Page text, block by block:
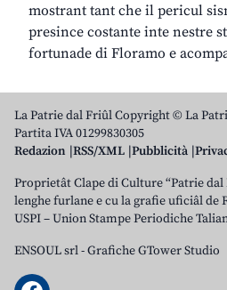
mostrant tant che il pericul
presince costante inte nestre
fortunade di Floramo e
La Patrie dal Friûl Copyright © La
Partita IVA 01299830305
Redazion RSS/XML Pubblicità
Proprietât Clape di Culture “Patrie
lenghe furlane e cu la grafie uficiâl de
USPI – Union Stampe Periodiche
ENSOUL srl-Grafiche GTower Studio